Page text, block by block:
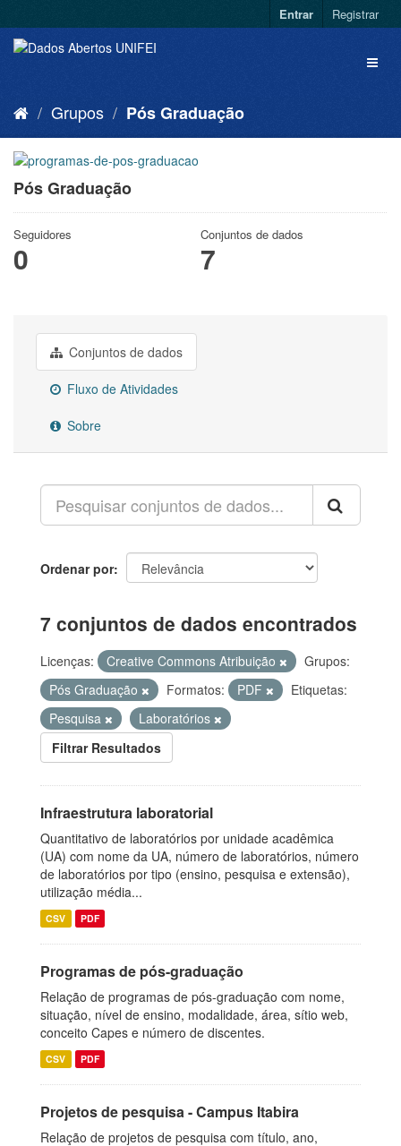
Entrar Registrar
Grupos Pós Graduação
Pós Graduação
Seguidores
0
Conjuntos de dados
7
Conjuntos de dados
Fluxo de Atividades
Sobre
Ordenar por
7 conjuntos de dados encontrados
Licenças: Creative Commons Atribuição
Grupos:
Pós Graduação
Formatos: PDF
Etiquetas:
Pesquisa
Laboratórios
Filtrar Resultados
Infraestrutura laboratorial
Quantitativo de laboratórios por unidade acadêmica
(UA) com nome da UA, número de laboratórios, número
de laboratórios por tipo (ensino, pesquisa e extensão),
utilização média...
CSV PDF
Programas de pós-graduação
Relação de programas de pós-graduação com nome,
situação, nível de ensino, modalidade, área, sítio web,
conceito Capes e número de discentes.
CSV PDF
Projetos de pesquisa - Campus Itabira
Relação de projetos de pesquisa com título, ano,